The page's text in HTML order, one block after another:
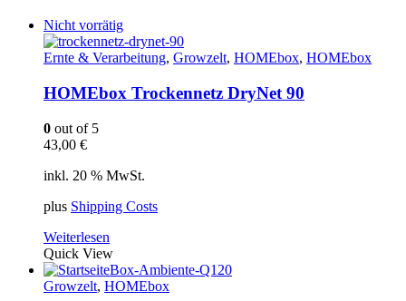
Nicht vorrätig
Ernte & Verarbeitung, Growzelt, HOMEbox, HOMEbox
HOMEbox Trockennetz DryNet 90
0 out of 5
43,00 €
inkl. 20 % MwSt.
plus Shipping Costs
Weiterlesen
Quick View
Growzelt, HOMEbox